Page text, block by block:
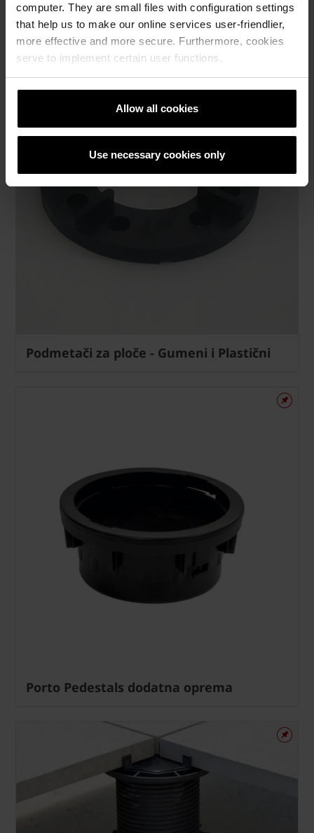
computer. They are small files with configuration settings
that help us to make our online services user-friendlier,
more effective and more secure. Furthermore, cookies
serve to implement certain user functions.
Allow all cookies
Use necessary cookies only
Porto Pedestals PLUS, fiksni
Podmetači za ploče - Gumeni i Plastični
Porto Pedestals dodatna oprema